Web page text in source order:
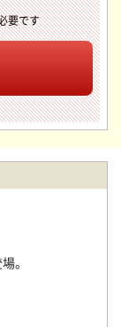
要です
。